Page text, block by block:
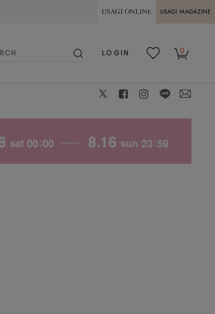
熊本県熊本地方を震源とする地震の影響に
MAGAZINE
LOGIN
0